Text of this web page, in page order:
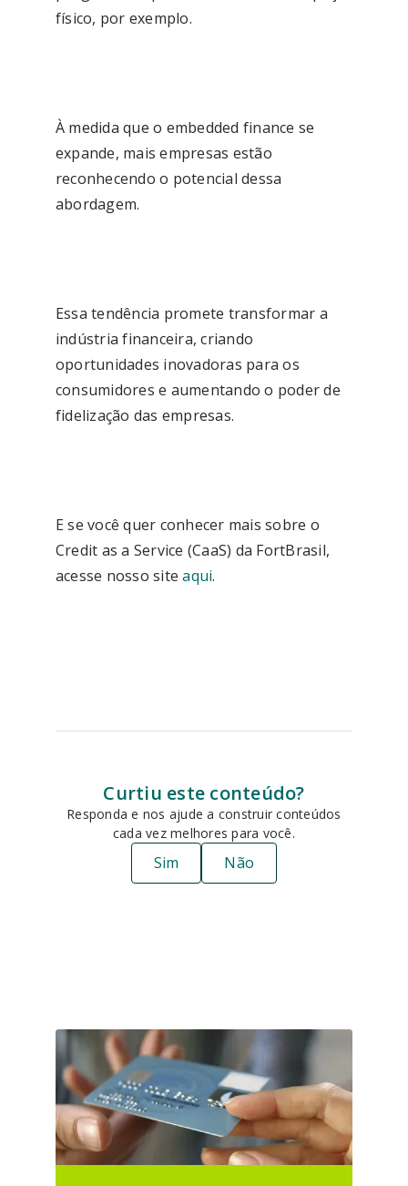
físico, por exemplo.
À medida que o embedded finance se
expande, mais empresas estão
reconhecendo o potencial dessa
abordagem.
Essa tendência promete transformar a
indústria financeira, criando
oportunidades inovadoras para os
consumidores e aumentando o poder de
fidelização das empresas.
E se você quer conhecer mais sobre o
Credit as a Service (CaaS) da FortBrasil,
acesse nosso site aqui.
Curtiu este conteúdo?
Responda e nos ajude a construir conteúdos
cada vez melhores para você.
Sim Não